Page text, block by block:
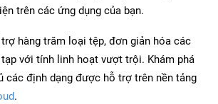
trên các ứng dụng của bạn.
hàng trăm loại tệp, đơn giản hóa các
với tính linh hoạt vượt trội. Khám phá
các định dạng được hỗ trợ trên nền tảng
.